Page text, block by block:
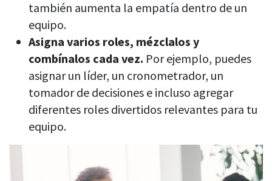
también aumenta la empatía dentro de un
equipo.
Asigna varios roles, mézclalos y
combínalos cada vez. Por ejemplo, puedes
asignar un líder, un cronometrador, un
tomador de decisiones e incluso agregar
diferentes roles divertidos relevantes para tu
equipo.